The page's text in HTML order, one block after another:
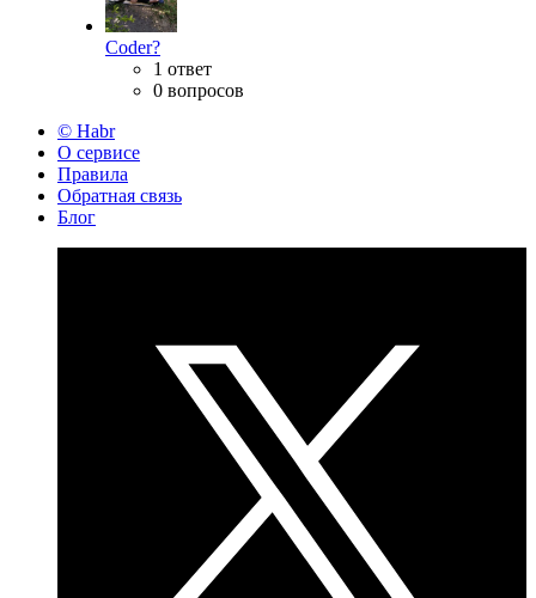
Coder?
1 ответ
0 вопросов
© Habr
О сервисе
Правила
Обратная связь
Блог